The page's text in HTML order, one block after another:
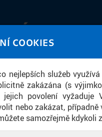
COOKIES
nejlepších služeb
zakázána (s
povolení vyžaduje
nebo zakázat,
samozřejmě kdykoli
obrazem a zvukem